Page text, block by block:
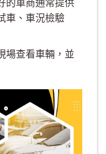
車、車況檢驗
場查看車輛，並